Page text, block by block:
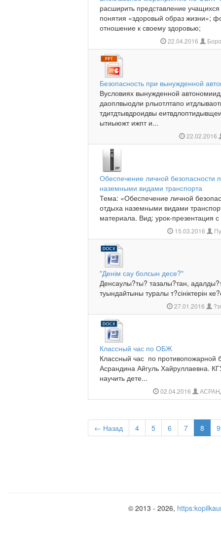
расширить представление
понятия «здоровый образ жизни»;
отношение к своему здоровью;
22.04.2016
Безопасность при вынужденной
Вусловиях вынужденной
даоплвыодли рлыотлтапо
тдитдтывдроидвы
ытиыюжт ижпт и...
22.02.2016
Обеспечение личной безопасности
наземными видами транспорта
Тема: «Обеспечение личной
отдыха наземными видами
материала. Вид: урок-презентация
15.03.2016
"Денім сау болсын десе?"
Денсаулы?ты? тазалы?тан,
туындайтыны туралы т?сініктерін
27.01.2016
Классный час по ОБЖ
Классный час по противопожарной
Асрандина Айгуль Хайруллаевна.
научить дете...
02.04.2016
← Назад 4 5 6 7 8 9
© 2013 - 2026,